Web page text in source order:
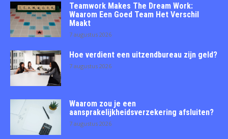
Teamwork Makes The Dream Work:
Waarom Een Goed Team Het Verschil
Maakt
7 augustus 2026
Hoe verdient een uitzendbureau zijn geld?
7 augustus 2026
Waarom zou je een
aansprakelijkheidsverzekering afsluiten?
7 augustus 2026